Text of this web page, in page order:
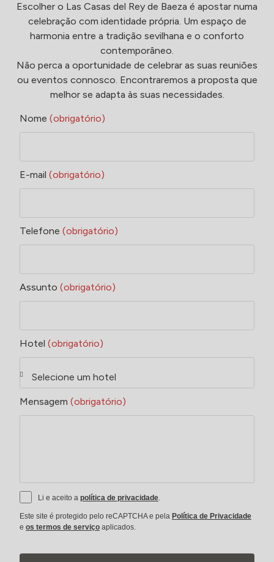
Escolher o Las Casas del Rey de Baeza é apostar numa
celebração com identidade própria. Um espaço de
harmonia entre a tradição sevilhana e o conforto
contemporâneo.
Não perca a oportunidade de celebrar as suas reuniões
ou eventos connosco. Encontraremos a proposta que
melhor se adapta às suas necessidades.
Nome (obrigatório)
E-mail (obrigatório)
Telefone (obrigatório)
Assunto (obrigatório)
Hotel (obrigatório)
Mensagem (obrigatório)
Li e aceito a política de privacidade.
Este site é protegido pelo reCAPTCHA e pela Política de Privacidade
e os termos de serviço aplicados.